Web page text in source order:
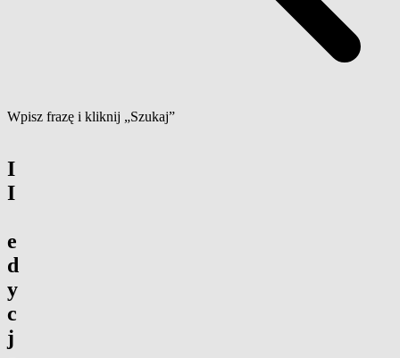
Wpisz frazę i kliknij „Szukaj”
I
I
e
d
y
c
j